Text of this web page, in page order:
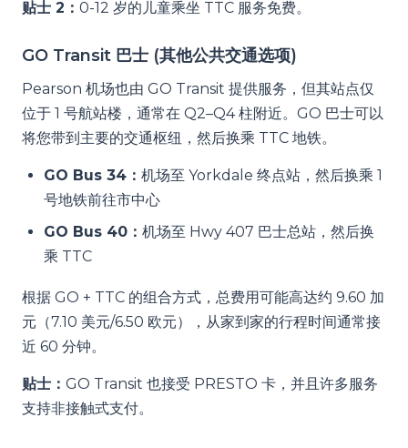
贴士 2： 0-12 岁的儿童乘坐 TTC 服务免费。
GO Transit 巴士 (其他公共交通选项)
Pearson 机场也由 GO Transit 提供服务，但其站点仅
位于 1 号航站楼，通常在 Q2–Q4 柱附近。GO 巴士可以
将您带到主要的交通枢纽，然后换乘 TTC 地铁。
GO Bus 34： 机场至 Yorkdale 终点站，然后换乘 1
号地铁前往市中心
GO Bus 40： 机场至 Hwy 407 巴士总站，然后换
乘 TTC
根据 GO + TTC 的组合方式，总费用可能高达约 9.60 加
元（7.10 美元/6.50 欧元），从家到家的行程时间通常接
近 60 分钟。
贴士： GO Transit 也接受 PRESTO 卡，并且许多服务
支持非接触式支付。